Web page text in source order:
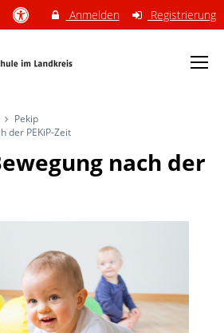
Anmelden Registrierung
Pekip
der PEKiP-Zeit
nach der